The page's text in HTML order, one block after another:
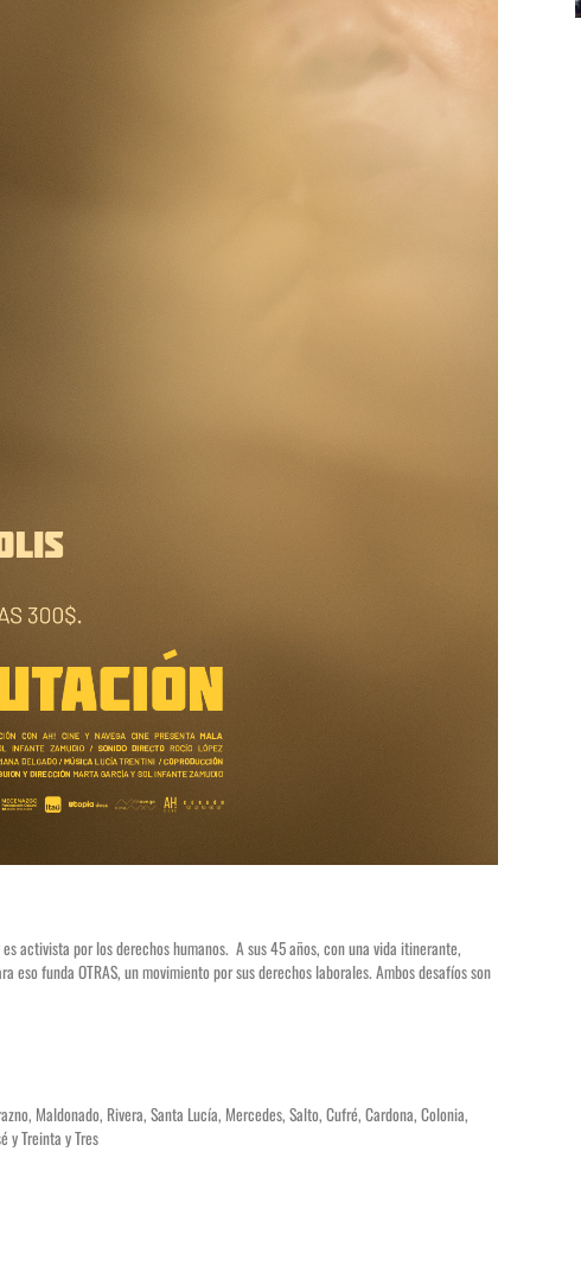
activista por los derechos humanos. A sus 45 años, con una vida itinerante,
eso funda OTRAS, un movimiento por sus derechos laborales. Ambos desafíos son
Maldonado, Rivera, Santa Lucía, Mercedes, Salto, Cufré, Cardona, Colonia,
y Treinta y Tres